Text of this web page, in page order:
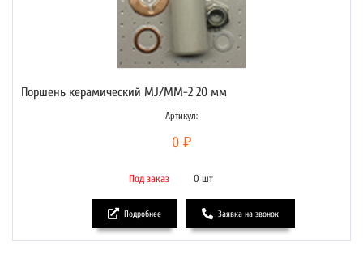
Поршень керамический MJ/MM-2 20 мм
Артикул:
0 ₽
Под заказ 0 шт
Подробнее Заявка на звонок